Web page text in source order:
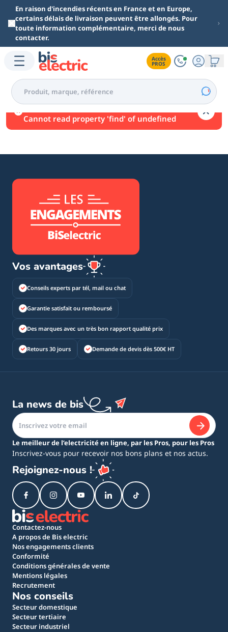
Aller au contenu principal
En raison d'incendies récents en France et en Europe,
certains délais de livraison peuvent être allongés. Pour
toute information complémentaire, merci de nous
contacter.
Accès
PROS
Une erreur est survenue.
Cannot read property 'find' of undefined
Vos avantages
Conseils experts par tél, mail ou chat
Garantie satisfait ou remboursé
Des marques avec un très bon rapport qualité prix
Retours 30 jours Demande de devis dès 500€ HT
La news de bis
Le meilleur de l’electricité en ligne, par les Pros, pour les Pros
Inscrivez-vous pour recevoir nos bons plans et nos actus.
Rejoignez-nous !
Contactez-nous
A propos de Bis electric
Nos engagements clients
Conformité
Conditions générales de vente
Mentions légales
Recrutement
Nos conseils
Secteur domestique
Secteur tertiaire
Secteur industriel